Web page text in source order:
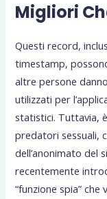
Migliori
Questi record,
timestamp,
altre persone
utilizzati per
statistici. Tuttavia,
predatori sessuali,
dell’anonimato del
recentemente
“funzione spia”